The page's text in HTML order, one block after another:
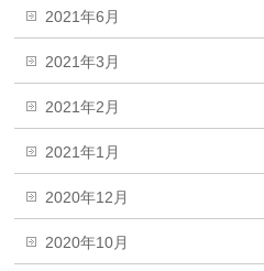
2021年6月
2021年3月
2021年2月
2021年1月
2020年12月
2020年10月